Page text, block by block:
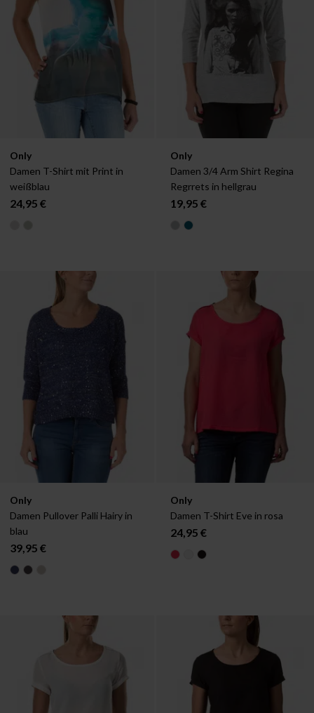
Verfügbar in:
34
38 40
Only
Damen T-Shirt mit Print in
weißblau
24,95 €
Verfügbar in:
XS
L
Only
Damen 3/4 Arm Shirt Regina
Regrrets in hellgrau
19,95 €
Verfügbar in:
XS
L
Only
Damen Pullover Palli Hairy in
blau
39,95 €
Verfügbar in:
34
38 40 42
Only
Damen T-Shirt Eve in rosa
24,95 €